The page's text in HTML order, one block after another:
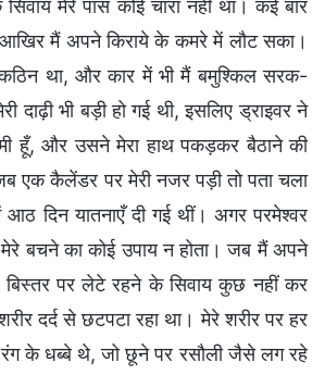
मेरे पास कोई चारा नहीं था। कई बार
आखिर मैं अपने किराये के कमरे में लौट सका।
था, और कार में भी मैं बमुश्किल सरक-
दाढ़ी भी बड़ी हो गई थी, इसलिए ड्राइवर ने
हूँ, और उसने मेरा हाथ पकड़कर बैठाने की
एक कैलेंडर पर मेरी नजर पड़ी तो पता चला
दिन यातनाएँ दी गई थीं। अगर परमेश्वर
मेरे बचने का कोई उपाय न होता। जब मैं अपने
पर लेटे रहने के सिवाय कुछ नहीं कर
दर्द से छटपटा रहा था। मेरे शरीर पर हर
के धब्बे थे, जो छूने पर रसौली जैसे लग रहे